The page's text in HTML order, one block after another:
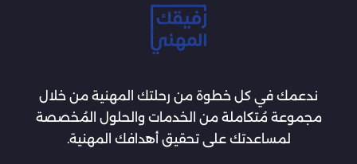
ندعمك في كل خطوة من رحلتك المهنية من خلال
مجموعة مُتكاملة من الخدمات والحلول المُخصصة
لمساعدتك على تحقيق أهدافك المهنية.